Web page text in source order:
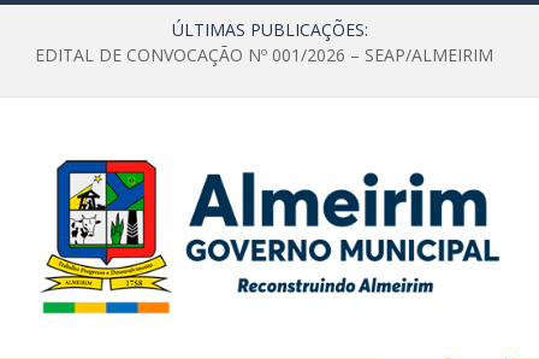
ÚLTIMAS PUBLICAÇÕES:
EDITAL DE CONVOCAÇÃO Nº 001/2026 – SEAP/ALMEIRIM